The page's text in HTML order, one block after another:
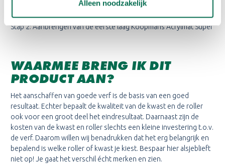
Alleen noodzakelijk
Stap 1: Stof verwijderen met een borstel
Stap 2: Aanbrengen van de eerste laag Koopmans Acrylmat Super
WAARMEE BRENG IK DIT
PRODUCT AAN?
Het aanschaffen van goede verf is de basis van een goed
resultaat. Echter bepaalt de kwaliteit van de kwast en de roller
ook voor een groot deel het eindresultaat. Daarnaast zijn de
kosten van de kwast en roller slechts een kleine investering t.o.v.
de verf. Daarom willen wij benadrukken dat het erg belangrijk en
bepalend is welke roller of kwast je kiest. Bespaar hier alsjeblieft
niet op! Je gaat het verschil écht merken en zien.